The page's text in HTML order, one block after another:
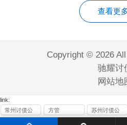
查看更
Copyright © 2026
驰耀讨
网站地
link:
常州讨债公
方管
苏州讨债公